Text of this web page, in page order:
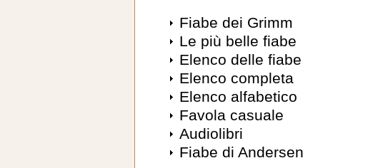
Fiabe dei Grimm
Le più belle fiabe
Elenco delle fiabe
Elenco completa
Elenco alfabetico
Favola casuale
Audiolibri
Fiabe di Andersen